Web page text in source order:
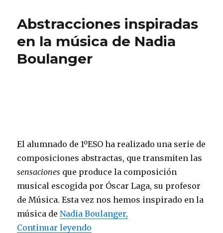
Abstracciones inspiradas
en la música de Nadia
Boulanger
El alumnado de 1ºESO ha realizado una serie de
composiciones abstractas, que transmiten las
sensaciones que produce la composición
musical escogida por Óscar Laga, su profesor
de Música. Esta vez nos hemos inspirado en la
música deNadia Boulanger,
Continuar leyendo